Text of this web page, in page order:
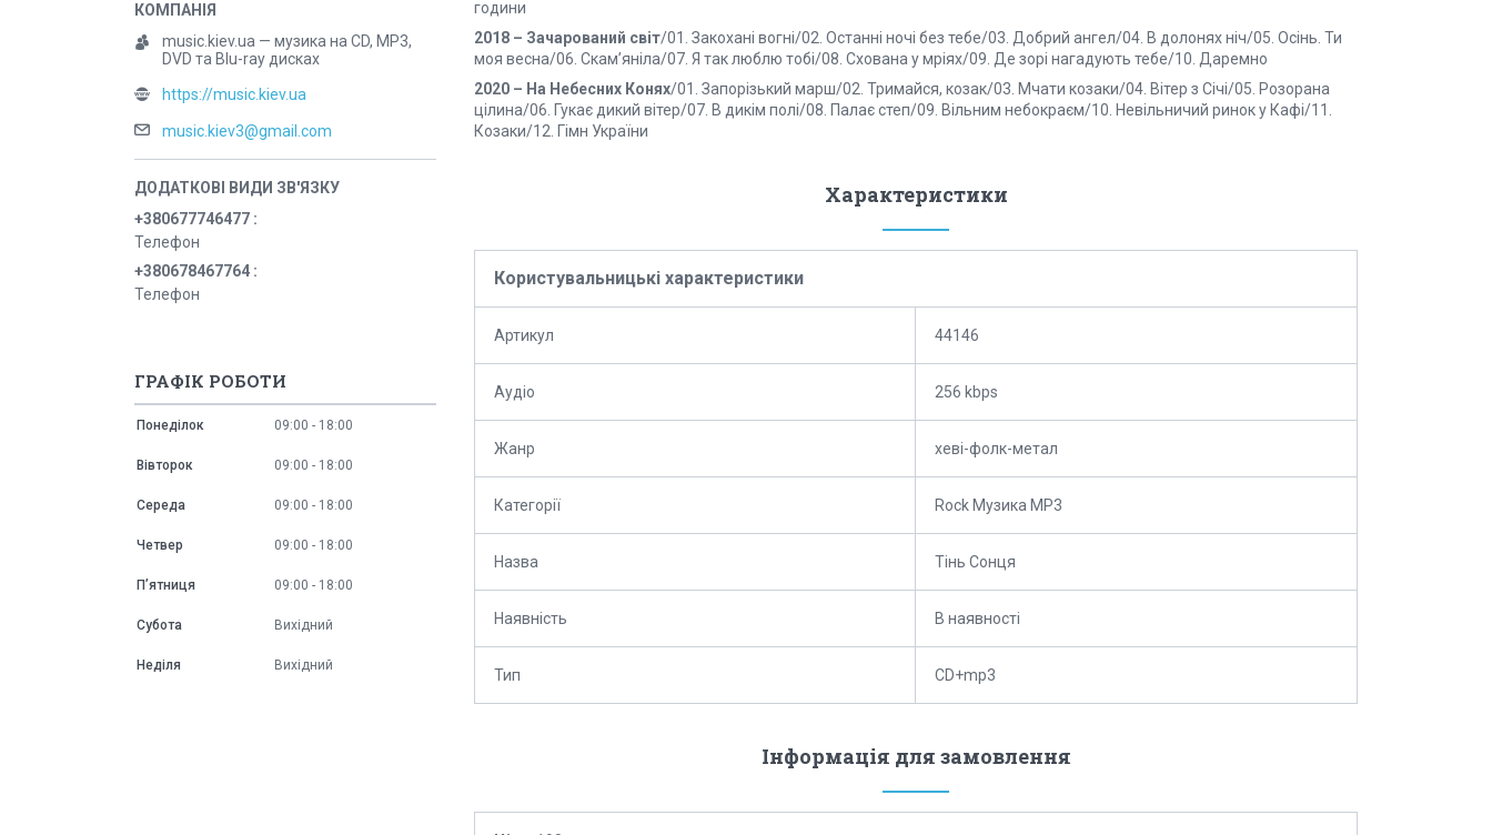
години
2018 – Зачарований світ/01. Закохані вогні/02. Останні ночі без тебе/03. Добрий ангел/04. В долонях ніч/05. Осінь. Ти
моя весна/06. Скам’яніла/07. Я так люблю тобі/08. Схована у мріях/09. Де зорі нагадують тебе/10. Даремно
2020 – На Небесних Конях/01. Запорізький марш/02. Тримайся, козак/03. Мчати козаки/04. Вітер з Січі/05. Розорана
цілина/06. Гукає дикий вітер/07. В дикім полі/08. Палає степ/09. Вільним небокраєм/10. Невільничий ринок у Кафі/11.
Козаки/12. Гімн України
Характеристики
Користувальницькі характеристики
Артикул 44146
Аудіо 256 kbps
Жанр хеві-фолк-метал
Категорії Rock Музика MP3
Назва Тінь Сонця
Наявність В наявності
Тип CD+mp3
Інформація для замовлення
music.kiev.ua — музика на CD, MP3,
DVD та Blu-ray дисках
https://music.kiev.ua
music.kiev3@gmail.com
+380677746477
Телефон
+380678467764
Телефон
ГРАФІК РОБОТИ
Понеділок 09:00 18:00
Вівторок 09:00 18:00
Середа 09:00 18:00
Четвер 09:00 18:00
Пʼятниця 09:00 18:00
Субота Вихідний
Неділя Вихідний